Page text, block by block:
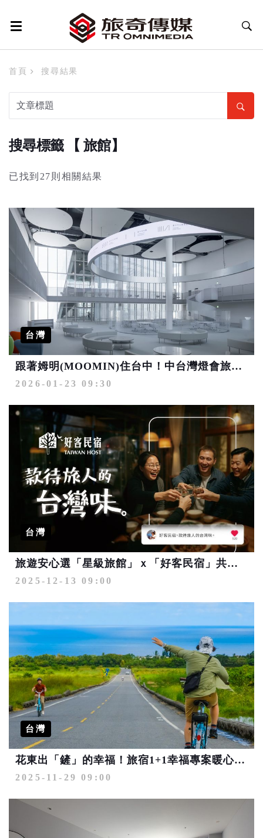
首頁 搜尋結果
搜尋標籤 【 旅館】
已找到27則相關結果
台灣
跟著姆明(MOOMIN)住台中！中台灣燈會旅宿祭優惠抽大獎
2026-01-23 09:30
台灣
旅遊安心選「星級旅館」ｘ「好客民宿」共譜真誠款待旅人的台灣味
2025-12-13 09:00
台灣
花東出「鏟」的幸福！旅宿1+1幸福專案暖心登場
2025-11-29 09:00